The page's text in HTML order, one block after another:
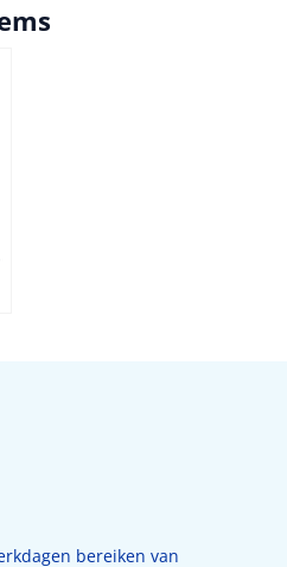
bereiken van